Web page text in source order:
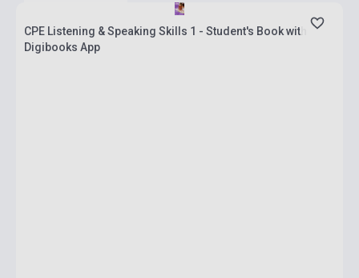
CPE Listening & Speaking Skills 1 - Student's Book with
Digibooks App